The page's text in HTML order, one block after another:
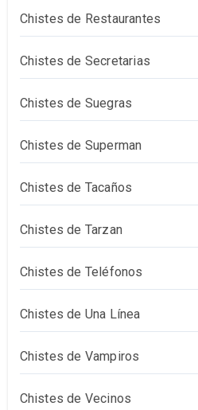
Chistes de Restaurantes
Chistes de Secretarias
Chistes de Suegras
Chistes de Superman
Chistes de Tacaños
Chistes de Tarzan
Chistes de Teléfonos
Chistes de Una Línea
Chistes de Vampiros
Chistes de Vecinos